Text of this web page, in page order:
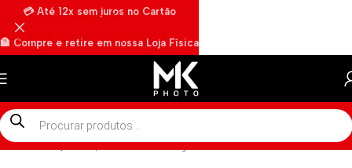
Pular para a navegação
Pular para o conteúdo principal
Início»Shop»Capa / Case Proteção Bolsa Para Instax Mini 12 /
💳 Até 12x sem juros no Cartão
🏦 Compre e retire em nossa Loja Física
🏍️ Envios rápidos por Motoboy